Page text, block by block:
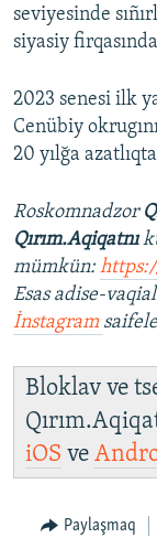
seviyesinde
siyasiy
2023 senesi ilk
Cenübiy
20 yılğa
Roskomnadzor
Qırım.Aqiqatnı
mümkün:
Esas adise-
İnstagram
Bloklav ve
iOS ve
Paylaşmaq